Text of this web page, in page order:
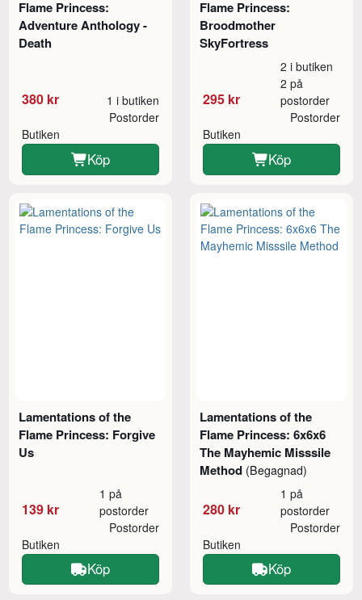
Flame Princess:
Adventure Anthology -
Death
380 kr 1 i butiken
Butiken
Postorder
Köp
Flame Princess:
Broodmother
SkyFortress
295 kr
2 i butiken
2 på
postorder
Butiken
Postorder
Köp
Lamentations of the
Flame Princess: Forgive
Us
139 kr
1 på
postorder
Butiken
Postorder
Köp
Lamentations of the
Flame Princess: 6x6x6
The Mayhemic Misssile
Method (Begagnad)
280 kr
1 på
postorder
Butiken
Postorder
Köp